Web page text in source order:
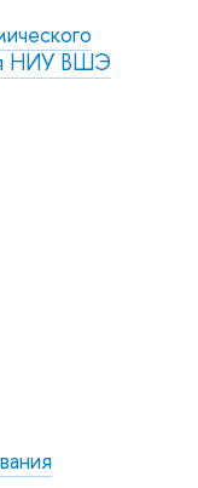
НИУ ВШЭ